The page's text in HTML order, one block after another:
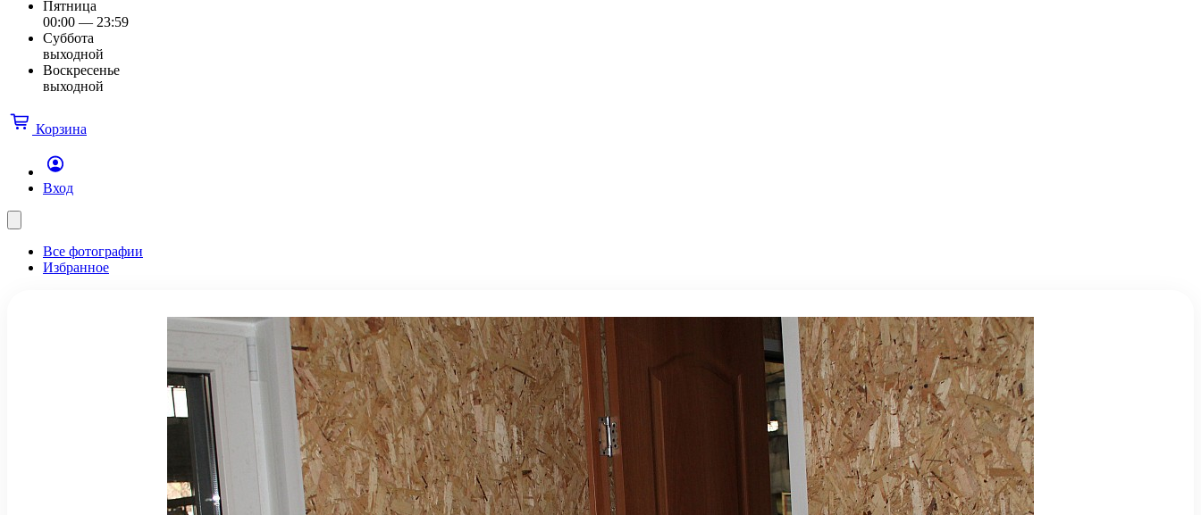
Пятница
00:00 — 23:59
Суббота
выходной
Воскресенье
выходной
Корзина
Вход
Все фотографии
Избранное